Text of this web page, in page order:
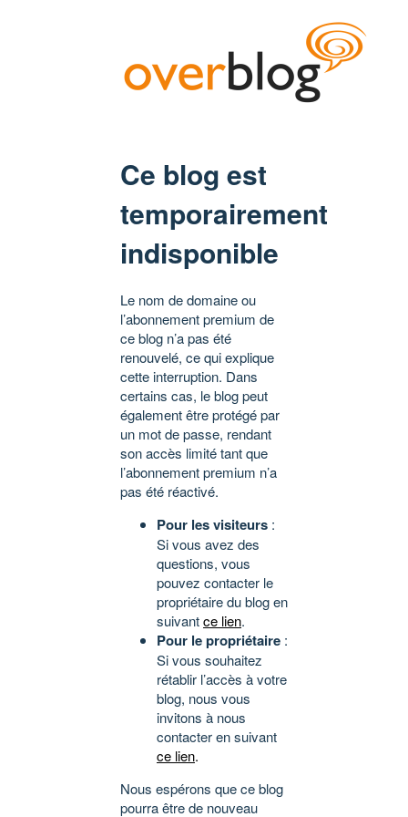
Ce blog est
temporairement
indisponible
Le nom de domaine ou
l’abonnement premium de
ce blog n’a pas été
renouvelé, ce qui explique
cette interruption. Dans
certains cas, le blog peut
également être protégé par
un mot de passe, rendant
son accès limité tant que
l’abonnement premium n’a
pas été réactivé.
Pour les visiteurs :
Si vous avez des
questions, vous
pouvez contacter le
propriétaire du blog en
suivantce lien.
Pour le propriétaire :
Si vous souhaitez
rétablir l’accès à votre
blog, nous vous
invitons à nous
contacter en suivant
ce lien.
Nous espérons que ce blog
pourra être de nouveau